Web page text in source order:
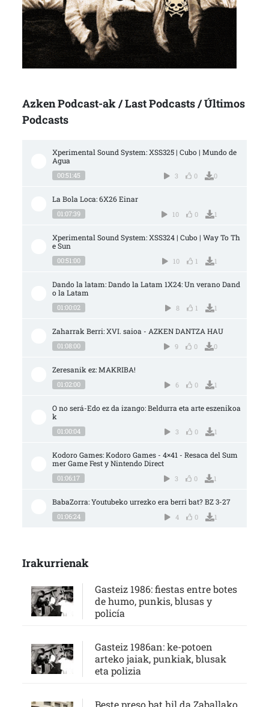
Azken Podcast-ak / Last Podcasts / Últimos
Podcasts
Xperimental Sound System: XSS325 | Cubo | Mundo de
Agua
00:51:45 3 0 0
La Bola Loca: 6X26 Einar
01:07:39 10 0 1
Xperimental Sound System: XSS324 | Cubo | Way To Th
e Sun
00:51:00 10 1 1
Dando la latam: Dando la Latam 1X24: Un verano Dand
o la Latam
01:00:02 8 1 1
Zaharrak Berri: XVI. saioa - AZKEN DANTZA HAU
01:08:00 9 0 0
Zeresanik ez: MAKRIBA!
01:02:00 6 0 1
O no será-Edo ez da izango: Beldurra eta arte eszenikoa
k
01:00:04 3 0 1
Kodoro Games: Kodoro Games - 4×41 - Resaca del Sum
mer Game Fest y Nintendo Direct
01:06:17 3 0 1
BabaZorra: Youtubeko urrezko era berri bat? BZ 3-27
01:06:24 4 0 1
Irakurrienak
Gasteiz 1986: fiestas entre botes
de humo, punkis, blusas y
policía
Gasteiz 1986an: ke-potoen
arteko jaiak, punkiak, blusak
eta polizia